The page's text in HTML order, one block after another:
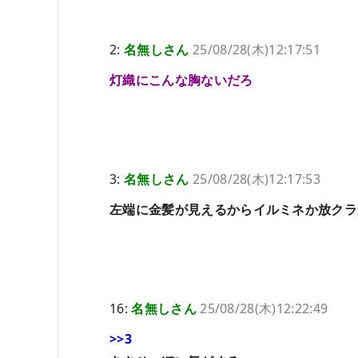
2: 名無しさん 25/08/28(木)12:17:51
灯織にこんな胸ないだろ
3: 名無しさん 25/08/28(木)12:17:53
左端に金髪が見えるからイルミネか放ク
16:名無しさん25/08/28(木)12:22:49
>>3